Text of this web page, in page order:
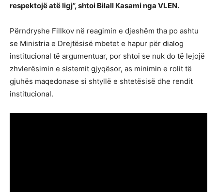
respektojë atë ligj”, shtoi Bilall Kasami nga VLEN.
Përndryshe Fillkov në reagimin e djeshëm tha po ashtu
se Ministria e Drejtësisë mbetet e hapur për dialog
institucional të argumentuar, por shtoi se nuk do të lejojë
zhvlerësimin e sistemit gjyqësor, as minimin e rolit të
gjuhës maqedonase si shtyllë e shtetësisë dhe rendit
institucional.